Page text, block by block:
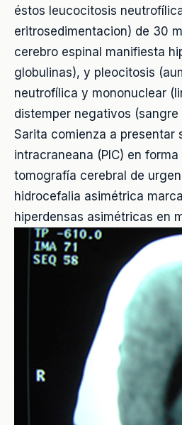
éstos leucocitosis
eritrosedimentacion) de 30
cerebro espinal manifiesta
globulinas), y pleocitosis
neutrofílica y mononuclear
distemper negativos
Sarita comienza a presentar
intracraneana (PIC) en
tomografía cerebral de
hidrocefalia asimétrica
hiperdensas asimétricas en